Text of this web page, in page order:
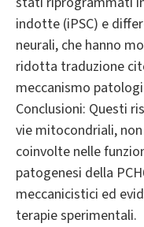
indotte (iPSC) e
neurali, che hanno
ridotta traduzione
meccanismo
Conclusioni: Questi
vie mitocondriali,
coinvolte nelle
patogenesi della
meccanicistici ed
terapie sperimentali.